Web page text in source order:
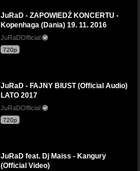
JuRaD - ZAPOWIEDŹ KONCERTU -
Kopenhaga (Dania) 19. 11. 2016
JuRaDOfficial
720p
JuRaD - FAJNY BIUST (Official Audio)
LATO 2017
JuRaDOfficial
720p
JuRaD feat. Dj Maiss - Kangury
(Official Video)